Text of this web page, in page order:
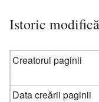
Istoric
Creatorul paginii
Data creării paginii